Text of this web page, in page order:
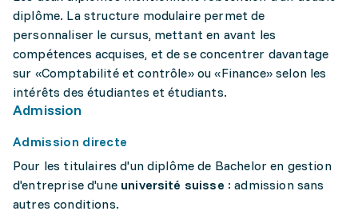
diplôme. La structure modulaire permet de
personnaliser le cursus, mettant en avant les
compétences acquises, et de se concentrer davantage
sur «Comptabilité et contrôle» ou «Finance» selon les
intérêts des étudiantes et étudiants.
Admission
Admission directe
Pour les titulaires d'un diplôme de Bachelor en gestion
d'entreprise d'une université suisse : admission sans
autres conditions.